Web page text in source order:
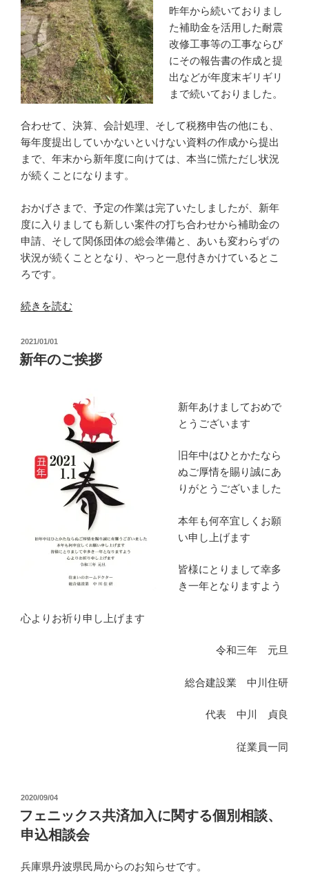
助
金
に
つ
い
て
ど”
の
昨年から続いておりまし
た補助金を活用した耐震
改修工事等の工事ならび
にその報告書の作成と提
出などが年度末ギリギリ
まで続いておりました。
合わせて、決算、会計処理、そして税務申告の他にも、
毎年度提出していかないといけない資料の作成から提出
まで、年末から新年度に向けては、本当に慌ただし状況
が続くことになります。
おかげさまで、予定の作業は完了いたしましたが、新年
度に入りましても新しい案件の打ち合わせから補助金の
申請、そして関係団体の総会準備と、あいも変わらずの
状況が続くこととなり、やっと一息付きかけているとこ
ろです。
“恒
行
事
続きを読む
投
稿
日:
2021/01/01
新年のご挨拶
新年あけましておめで
とうございます
旧年中はひとかたなら
ぬご厚情を賜り誠にあ
りがとうございました
本年も何卒宜しくお願
い申し上げます
皆様にとりまして幸多
き一年となりますよう
心よりお祈り申し上げます
令和三年 元旦
総合建設業 中川住研
代表 中川 貞良
従業員一同
投
稿
日:
2020/09/04
フェニックス共済加入に関する個別相談、
申込相談会
兵庫県丹波県民局からのお知らせです。